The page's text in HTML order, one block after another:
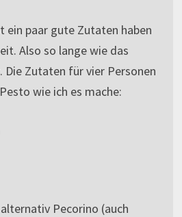
ein paar gute Zutaten haben
Also so lange wie das
Die Zutaten für vier Personen
wie ich es mache:
Pecorino (auch